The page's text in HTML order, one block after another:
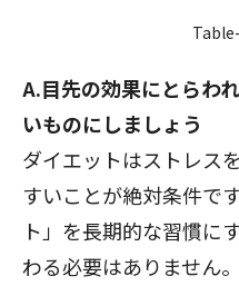
A.目先の効果にとらわ
いものにしましょう
ダイエットはストレス
すいことが絶対条件で
ト」を長期的な習慣に
わる必要はありません